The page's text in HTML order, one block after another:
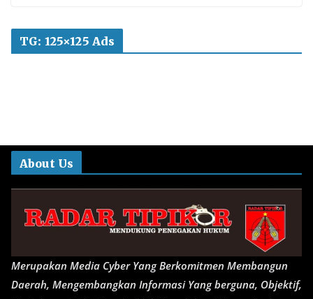
TG: 125×125 Ads
About Us
Merupakan Media Cyber Yang Berkomitmen Membangun
Daerah, Mengembangkan Informasi Yang berguna, Objektif,